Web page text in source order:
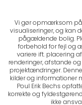
Vi gør opmærksom
visualiseringer, og kan
pågældende bolig.
forbehold for fejl og
variere ift. placering
renderinger, afstande
projektændringer.
kilder og informationer
Poul Erik Bechs
korrekte og
ikke